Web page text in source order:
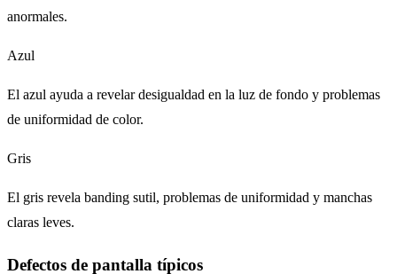
anormales.
Azul
El azul ayuda a revelar desigualdad en la luz de fondo y problemas
de uniformidad de color.
Gris
El gris revela banding sutil, problemas de uniformidad y manchas
claras leves.
Defectos de pantalla típicos